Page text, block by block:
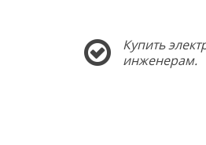
Купить
инженерам.